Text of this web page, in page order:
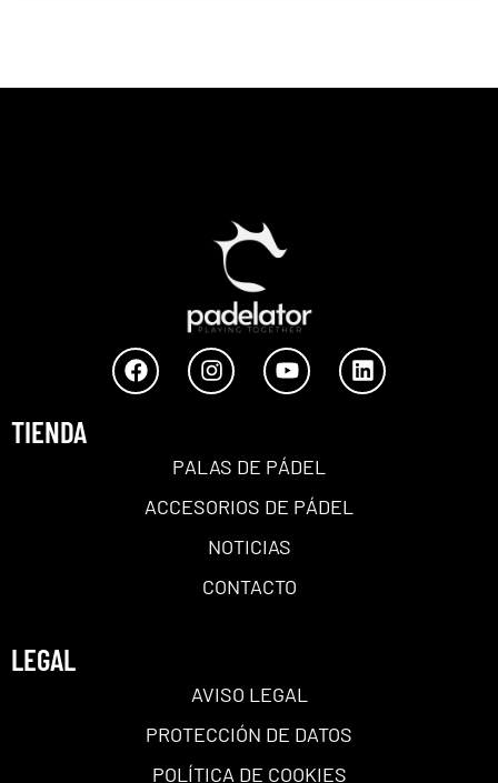
TIENDA
PALAS DE PÁDEL
ACCESORIOS DE PÁDEL
NOTICIAS
CONTACTO
LEGAL
AVISO LEGAL
PROTECCIÓN DE DATOS
POLÍTICA DE COOKIES